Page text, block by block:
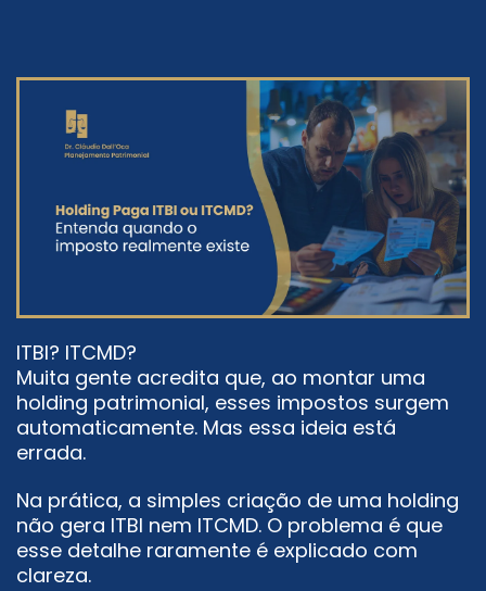
ITBI? ITCMD?
Muita gente acredita que, ao montar uma
holding patrimonial, esses impostos surgem
automaticamente. Mas essa ideia está
errada.
Na prática, a simples criação de uma holding
não gera ITBI nem ITCMD. O problema é que
esse detalhe raramente é explicado com
clareza.